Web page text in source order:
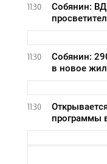
11:30
Собянин:
11:30
Собянин:
в новое
11:30
программы